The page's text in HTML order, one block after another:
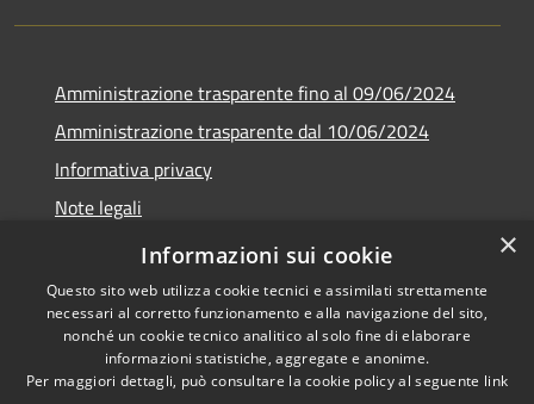
Amministrazione trasparente fino al 09/06/2024
Amministrazione trasparente dal 10/06/2024
Informativa privacy
Note legali
Dichiarazione di accessibilità
Accessibilità
Copyright © 2026 • Città di
Bresso • Powered by
×
Informazioni sui cookie
Questo sito web utilizza cookie tecnici e assimilati strettamente
necessari al corretto funzionamento e alla navigazione del sito,
nonché un cookie tecnico analitico al solo fine di elaborare
informazioni statistiche, aggregate e anonime.
Per maggiori dettagli, può consultare la cookie policy al seguente link